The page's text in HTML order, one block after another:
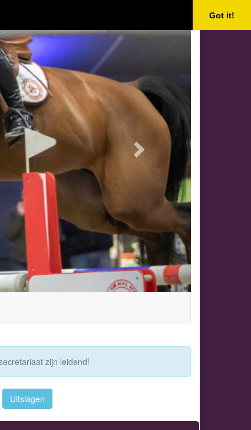
Got it!
zijn leidend!
Uitslagen